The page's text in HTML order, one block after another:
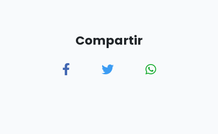
Compartir